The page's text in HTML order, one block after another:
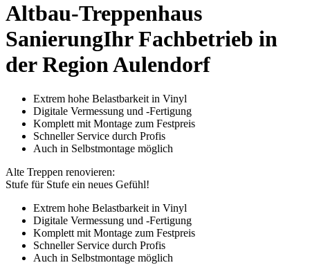
Altbau-Treppenhaus
SanierungIhr Fachbetrieb in
der Region Aulendorf
Extrem hohe Belastbarkeit in Vinyl
Digitale Vermessung und -Fertigung
Komplett mit Montage zum Festpreis
Schneller Service durch Profis
Auch in Selbstmontage möglich
Alte Treppen renovieren:
Stufe für Stufe ein neues Gefühl!
Extrem hohe Belastbarkeit in Vinyl
Digitale Vermessung und -Fertigung
Komplett mit Montage zum Festpreis
Schneller Service durch Profis
Auch in Selbstmontage möglich